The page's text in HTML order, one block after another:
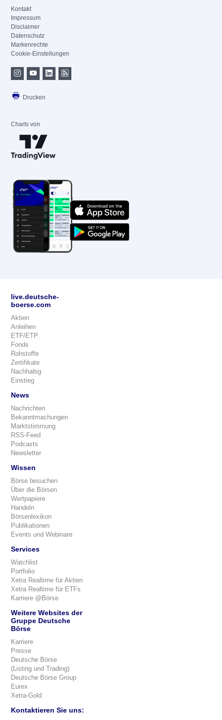
Kontakt
Impressum
Disclaimer
Datenschutz
Markenrechte
Cookie-Einstellungen
Drucken
Charts von
live.deutsche-
boerse.com
Aktien
Anleihen
ETF/ETP
Fonds
Rohstoffe
Zertifikate
Nachhaltig
Einstieg
News
Nachrichten
Bekanntmachungen
Marktstimmung
RSS-Feed
Podcasts
Newsletter
Wissen
Börse besuchen
Über die Börsen
Wertpapiere
Handeln
Börsenlexikon
Publikationen
Events und Webinare
Services
Watchlist
Portfolio
Xetra Realtime für Aktien
Xetra Realtime für ETFs
Karriere @Börse
Weitere Websites der
Gruppe Deutsche
Börse
Karriere
Presse
Deutsche Börse
(Listing und Trading)
Deutsche Börse Group
Eurex
Xetra-Gold
Kontaktieren Sie uns: